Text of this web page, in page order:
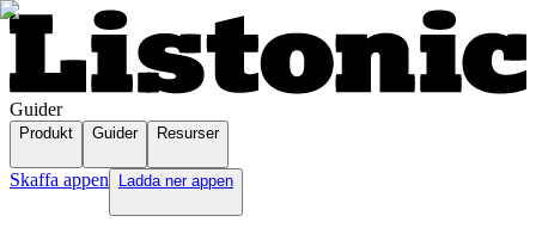
Guider
Produkt Guider Resurser
Skaffa appen Ladda ner appen